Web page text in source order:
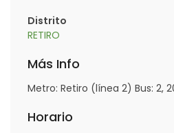
Distrito
RETIRO
Más Info
Metro: Retiro (línea 2) Bus: 2,
Horario